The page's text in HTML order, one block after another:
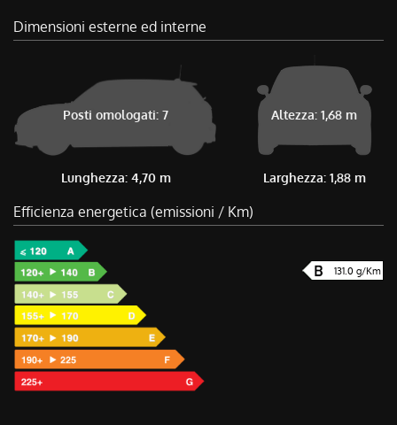
Dimensioni esterne ed interne
Posti omologati: 7
Lunghezza: 4,70 m
Altezza: 1,68 m
Larghezza: 1,88 m
Efficienza energetica (emissioni / Km)
131.0 g/Km